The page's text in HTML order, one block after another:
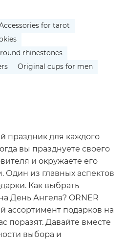
for tarot
rhinestones
Original cups for men
праздник для каждого
вы празднуете своего
и окружаете его
из главных аспектов
Как выбрать
День Ангела? ORNER
ассортимент подарков на
поразят. Давайте вместе
выбора и